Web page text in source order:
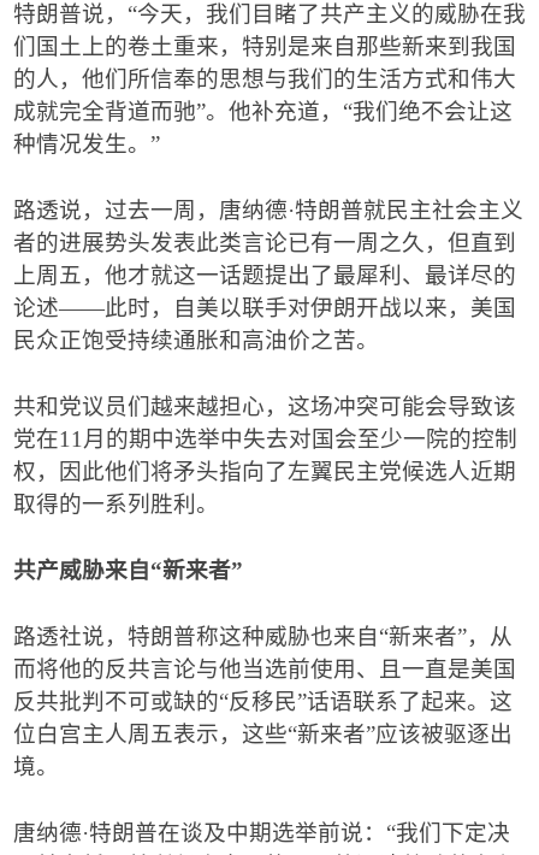
特朗普说， “今天，我们目睹了共产主义的威胁在我
们国土上的卷土重来，特别是来自那些新来到我国
的人，他们所信奉的思想与我们的生活方式和伟大
成就完全背道而驰”。他补充道， “我们绝不会让这
种情况发生。 ”
路透说，过去一周，唐纳德·特朗普就民主社会主义
者的进展势头发表此类言论已有一周之久，但直到
上周五，他才就这一话题提出了最犀利、最详尽的
论述——此时，自美以联手对伊朗开战以来，美国
民众正饱受持续通胀和高油价之苦。
共和党议员们越来越担心，这场冲突可能会导致该
党在11月的期中选举中失去对国会至少一院的控制
权，因此他们将矛头指向了左翼民主党候选人近期
取得的一系列胜利。
共产威胁来自“新来者”
路透社说，特朗普称这种威胁也来自“新来者”，从
而将他的反共言论与他当选前使用、且一直是美国
反共批判不可或缺的“反移民”话语联系了起来。这
位白宫主人周五表示，这些“新来者”应该被驱逐出
境。
唐纳德·特朗普在谈及中期选举前说： “我们下定决